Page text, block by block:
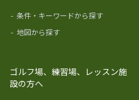
- 条件・キーワードから探す
- 地図から探す
ゴルフ場、練習場、レッスン施
設の方へ